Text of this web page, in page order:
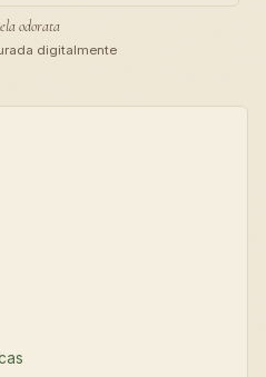
odorata
digitalmente